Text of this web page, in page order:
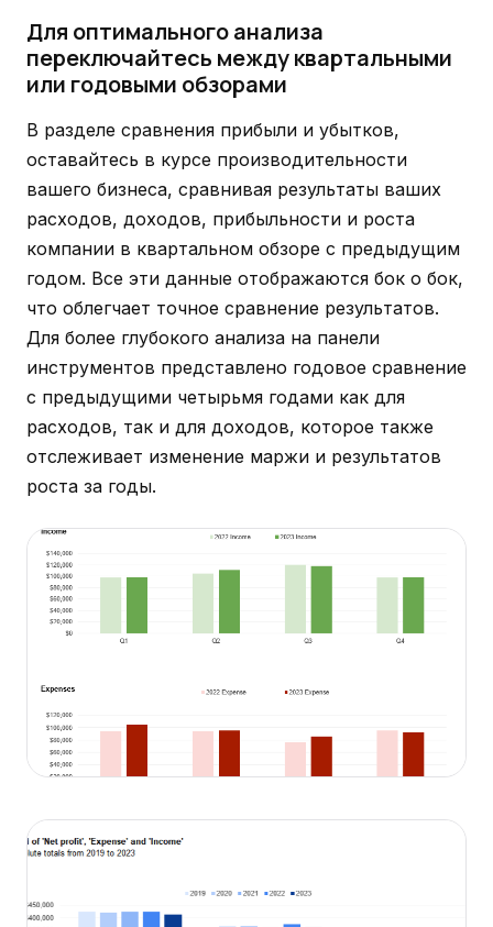
Для оптимального анализа
переключайтесь между квартальными
или годовыми обзорами
В разделе сравнения прибыли и убытков,
оставайтесь в курсе производительности
вашего бизнеса, сравнивая результаты ваших
расходов, доходов, прибыльности и роста
компании в квартальном обзоре с предыдущим
годом. Все эти данные отображаются бок о бок,
что облегчает точное сравнение результатов.
Для более глубокого анализа на панели
инструментов представлено годовое сравнение
с предыдущими четырьмя годами как для
расходов, так и для доходов, которое также
отслеживает изменение маржи и результатов
роста за годы.